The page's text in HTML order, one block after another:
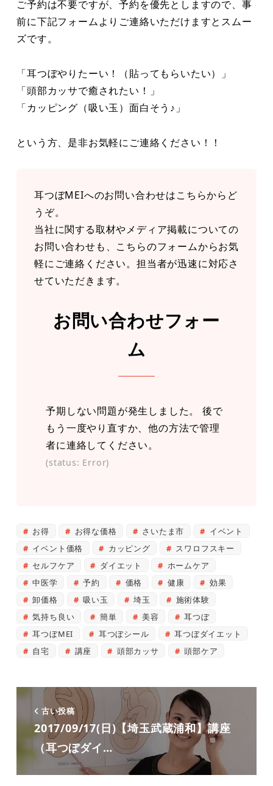
ご予約は不要ですが、予約を優先としますので、事
前に下記フォームよりご連絡いただけますとスムー
ズです。
「耳つぼやりたーい！（貼ってもらいたい）」
「頭部カッサで癒されたい！」
「カッピング（吸い玉）面白そう♪」
という方、是非お気軽にご連絡ください！！
耳つぼMEIへのお問い合わせはこちらからど
うぞ。
当社に関する取材やメディア掲載についての
お問い合わせも、こちらのフォームからお気
軽にご連絡ください。担当者が迅速に対応さ
せていただきます。
お問い合わせフォー
ム
予期しない問題が発生しました。 後で
もう一度やり直すか、他の方法で管理
者に連絡してください。
(status: Error)
お得 お得な価格 さいたま市
イベント
イベント価格
カッピング
スワロフスキー
セルフケア
ダイエット
ホームケア
中医学
予約 価格 健康
効果
卸価格
吸い玉 埼玉
施術体験
気持ち良い
簡単 美容
耳つぼ
耳つぼMEI
耳つぼシール
耳つぼダイエット
自宅
講座 頭部カッサ 頭部ケア
古い投稿
2017/09/17(日)【埼玉武蔵浦和】講座
（耳つぼダイ…